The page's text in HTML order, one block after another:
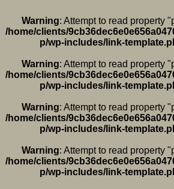
Warning: Attempt to read property
/home/clients/
p/wp-includes/link-
Warning: Attempt to read property
/home/clients/
p/wp-includes/link-
Warning: Attempt to read property
/home/clients/
p/wp-includes/link-
Warning: Attempt to read property
/home/clients/
p/wp-includes/link-